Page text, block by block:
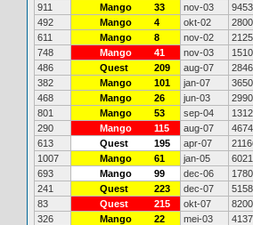
911
Mango 33 nov-03 9453
492
Mango 4 okt-02
611
Mango 8 nov-02
748
Mango 41 nov-03
486
Quest 209 aug-07
382
Mango 101 jan-07
468
Mango 26 jun-03
801
Mango 53 sep-04
290
Mango 115 aug-07
613
Quest 195 apr-07
1007
Mango 61 jan-05 6021
693
Mango 99 dec-06
241
Quest 223 dec-07
83
Quest 215 okt-07
326
Mango 22 mei-03